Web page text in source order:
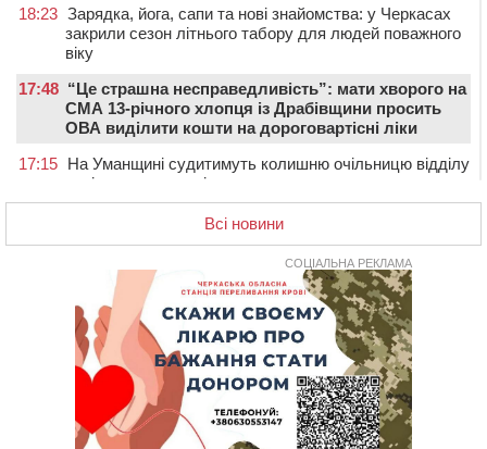
18:23 Зарядка, йога, сапи та нові знайомства: у Черкасах
закрили сезон літнього табору для людей поважного
віку
17:48 “Це страшна несправедливість”: мати хворого на
СМА 13-річного хлопця із Драбівщини просить
ОВА виділити кошти на дороговартісні ліки
17:15
На Уманщині судитимуть колишню очільницю відділу
освіти через закупівлю електрики за завищеною
ціною
До 1 вересня у Черкасах оновлюють дорожню
розмітку біля навчальних закладів (ФОТОФАКТ)
На честь загиблого захисника і чемпіона світу в
Черкасах відкрили спортивно-реабілітаційний центр
На Звенигородщині, попри заборону міськради,
проведуть “Ше.Fest”
У Каневі аномальна спека призвела до перебоїв у
Всі новини
СОЦІАЛЬНА РЕКЛАМА